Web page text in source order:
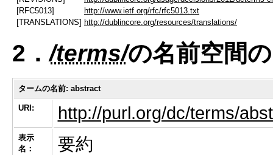
[RFC5013]
http://www.ietf.org/rfc/rfc5013.txt
[TRANSLATIONS] http://dublincore.org/resources/translations/
2．/terms/の名前空間
タームの名前: abstract
URI: http://purl.org/dc/terms/
表示
名：
要約